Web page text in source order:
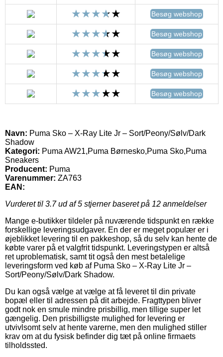
Besøg webshop
Besøg webshop
Besøg webshop
Besøg webshop
Besøg webshop
Navn: Puma Sko – X-Ray Lite Jr – Sort/Peony/Sølv/Dark
Shadow
Kategori: Puma AW21,Puma Børnesko,Puma Sko,Puma
Sneakers
Producent: Puma
Varenummer: ZA763
EAN:
Vurderet til 3.7ud af 5 stjerner baseret på 12 anmeldelser
Mange e-butikker tildeler på nuværende tidspunkt en række
forskellige leveringsudgaver. En der er meget populær er i
øjeblikket levering til en pakkeshop, så du selv kan hente de
købte varer på et valgfrit tidspunkt. Leveringstypen er altså
ret uproblematisk, samt tit også den mest betalelige
leveringsform ved køb af Puma Sko – X-Ray Lite Jr –
Sort/Peony/Sølv/Dark Shadow.
Du kan også vælge at vælge at få leveret til din private
bopæl eller til adressen på dit arbejde. Fragttypen bliver
godt nok en smule mindre prisbillig, men tillige super let
gængelig. Den prisbilligste mulighed for levering er
utvivlsomt selv at hente varerne, men den mulighed stiller
krav om at du fysisk befinder dig tæt på online firmaets
tilholdssted.